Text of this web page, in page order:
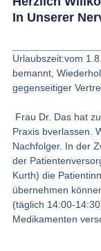
In Unserer
Urlaubszeit:vom
bemannt,
gegenseitiger
Frau Dr. Das hat
Praxis bverlassen.
Nachfolger. In der
der
Kurth) die
übernehmen
(täglich 14:00-
Medikamenten